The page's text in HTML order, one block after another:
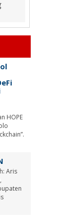
HOPE
Aris